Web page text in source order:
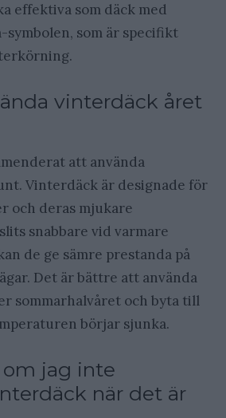
effektiva som däck med
som är specifikt
vinterdäck året
att använda
Vinterdäck är designade för
och deras mjukare
snabbare vid varmare
de ge sämre prestanda på
Det är bättre att använda
sommarhalvåret och byta till
börjar sjunka.
jag inte
när det är